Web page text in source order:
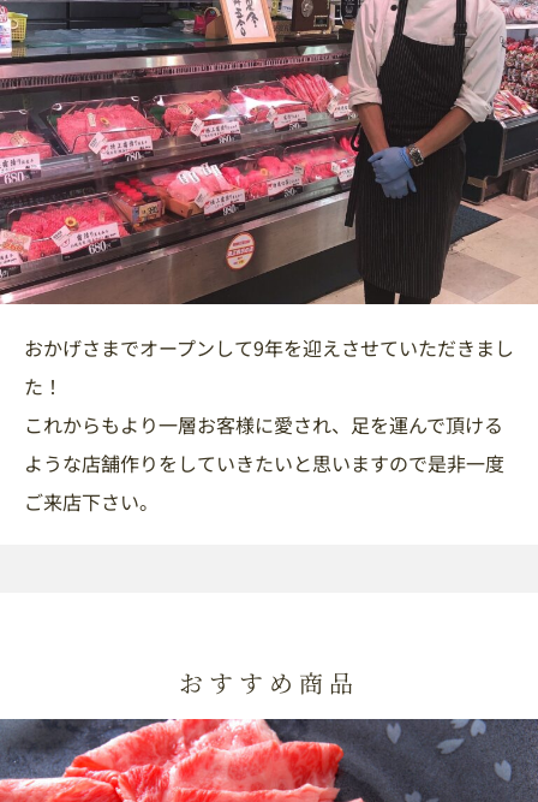
おかげさまでオープンして9年を迎えさせていただきまし
た！
これからもより一層お客様に愛され、足を運んで頂ける
ような店舗作りをしていきたいと思いますので是非一度
ご来店下さい。
おすすめ商品